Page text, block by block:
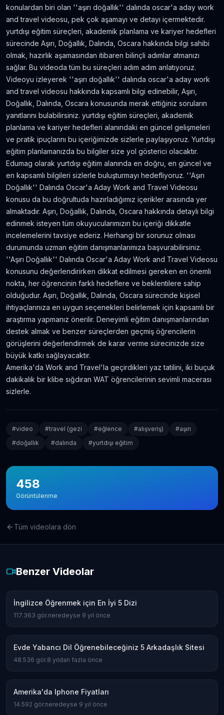
Film ve Dizi İzleyerek İngilizce Öğrenmek
İsteyenlere Tavsiyeler
Amerika'da Teknoloji Alışverişi ve Elektronik
Eşya Fiyatları
5.636 gör. neredeyse 9 yıl önce
Kanada’da İyi Para Kazandıran 10 İş
5.380gör.yaklaşık 8 yıl önce
Dil Öğrenmeye Nereden Başlamalı?
4.815gör.neredeyse 8 yıl önce
Kanada Aylık Yaşam Masrafları | Toronto Pahalı
Mı?
4.809gör. 8 yıldan fazla önce
konulardan biri olan ''aşırı doğallık'' dalında oscar'a aday work
and travel videosu, pek çok aşamayı ve detayı içermektedir.
yurtdışı eğitim süreçleri, akademik planlama ve kariyer hedefleri
sürecinde Aşırı, Doğallık, Dalında, Oscara hakkında bilgi sahibi
olmak, hazırlık aşamasından itibaren bilinçli adımlar atmanızı
sağlar. Bu videoda tüm bu süreçleri adım adım anlatıyoruz.
Videoyu izleyerek ''aşırı doğallık'' dalında oscar'a aday work
and travel videosu hakkında kapsamlı bilgi edinebilir, Aşırı,
Doğallık, Dalında, Oscara konusunda merak ettiğiniz soruların
yanıtlarını bulabilirsiniz. yurtdışı eğitim süreçleri, akademik
planlama ve kariyer hedefleri alanındaki en güncel gelişmeleri
ve pratik ipuçlarını bu içeriğimizde sizlerle paylaşıyoruz. Yurtdışı
eğitim planlamanızda bu bilgiler size yol gösterici olacaktır.
Edumag olarak yurtdışı eğitim alanında en doğru, en güncel ve
en kapsamlı bilgileri sizlerle buluşturmayı hedefliyoruz. ''Aşırı
Doğallık'' Dalında Oscar'a Aday Work and Travel Videosu
konusu da bu doğrultuda hazırladığımız içerikler arasında yer
almaktadır. Aşırı, Doğallık, Dalında, Oscara hakkında detaylı bilgi
edinmek isteyen tüm okuyucularımızın bu içeriği dikkatle
incelemelerini tavsiye ederiz. Herhangi bir sorunuz olması
durumunda uzman eğitim danışmanlarımıza başvurabilirsiniz.
''Aşırı Doğallık'' Dalında Oscar'a Aday Work and Travel Videosu
konusunu değerlendirirken dikkat edilmesi gereken en önemli
nokta, her öğrencinin farklı hedeflere ve beklentilere sahip
olduğudur. Aşırı, Doğallık, Dalında, Oscara sürecinde kişisel
ihtiyaçlarınıza en uygun seçenekleri belirlemek için kapsamlı bir
araştırma yapmanız önerilir. Deneyimli eğitim danışmanlarından
destek almak ve benzer süreçlerden geçmiş öğrencilerin
görüşlerini değerlendirmek de karar verme sürecinizde size
büyük katkı sağlayacaktır.
Amerika'da Work and Travel'la geçirdikleri yaz tatilini, iki buçuk
dakikalık bir klibe sığdıran WAT öğrencilerinin sevimli macerası
sizlerle.
#video #travel (gezi #eğlence #alışveriş) #aşırı
#doğallık #dalında #yurtdışı eğitim
458
Görüntülenme
Tüm videolara dön
Benzer Videolar
İngilizce Öğrenmek için En İyi 5 Dizi
117.363 gör.neredeyse 9 yıl önce
Evde Yabancı Dil Öğrenebileceğiniz 5 Arkadaşlık Sitesi
48.536 gör.8 yıldan fazla önce
Amerika'da Iphone Fiyatları
14.592 gör.neredeyse 9 yıl önce